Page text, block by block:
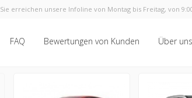
Sie erreichen unsere Infoline von Montag bis Freitag, von
FAQ Bewertungen von Kunden Über uns